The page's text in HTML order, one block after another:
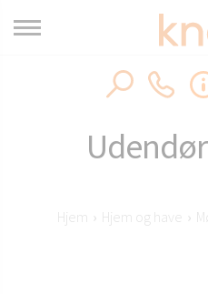
Hjem › Hjem og have ›